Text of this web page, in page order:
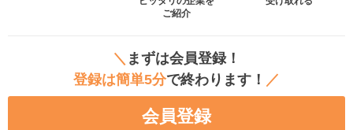
ご紹介
＼ まずは会員登録！
登録は簡単5分で終わります！ ／
会員登録